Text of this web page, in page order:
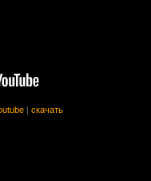
скачать